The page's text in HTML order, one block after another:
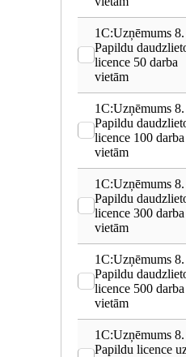
1C:Uzņēmums 8.
Papildu
licence 50 darba
vietām
1C:Uzņēmums 8.
Papildu
licence 100 darba
vietām
1C:Uzņēmums 8.
Papildu
licence 300 darba
vietām
1C:Uzņēmums 8.
Papildu
licence 500 darba
vietām
1C:Uzņēmums 8.
Papildu licence